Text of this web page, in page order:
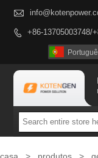

 +86-13705003748/